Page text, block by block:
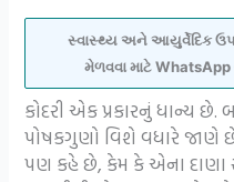
સ્વાસ્થ્ય અને આયુર્વેદિક
મેળવવા માટે
કોદરી એક પ્રકારનું ધાન્ય
પોષકગુણો વિશે વધારે જાણે
પણ કહે છે, કેમ કે એના દાણા